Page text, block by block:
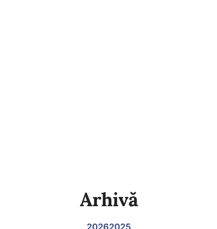
Arhivă
20262025